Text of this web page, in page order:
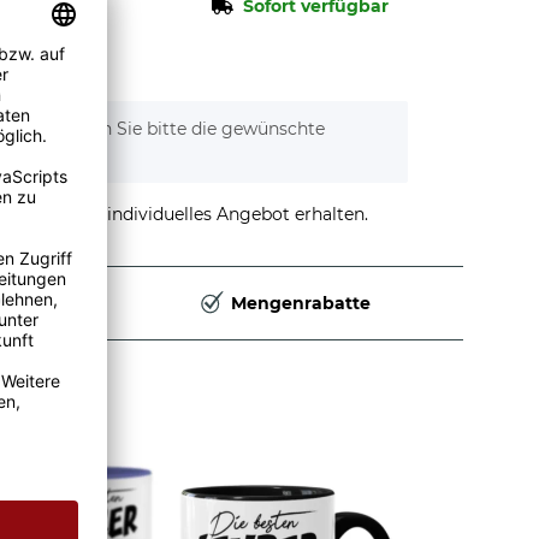
Sofort verfügbar
Wählen Sie bitte die gewünschte
stellen und individuelles Angebot erhalten.
Mengenrabatte